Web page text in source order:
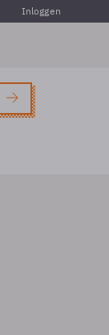
Inloggen